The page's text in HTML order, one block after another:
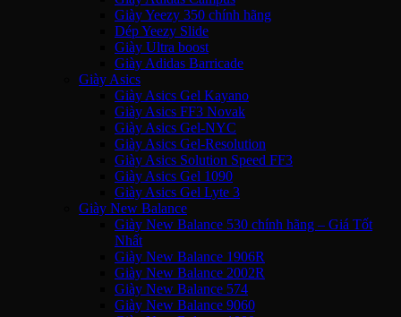
Giày Yeezy 350 chính hãng
Dép Yeezy Slide
Giày Ultra boost
Giày Adidas Barricade
Giày Asics
Giày Asics Gel Kayano
Giày Asics FF3 Novak
Giày Asics Gel-NYC
Giày Asics Gel-Resolution
Giày Asics Solution Speed FF3
Giày Asics Gel 1090
Giày Asics Gel Lyte 3
Giày New Balance
Giày New Balance 530 chính hãng – Giá Tốt
Nhất
Giày New Balance 1906R
Giày New Balance 2002R
Giày New Balance 574
Giày New Balance 9060